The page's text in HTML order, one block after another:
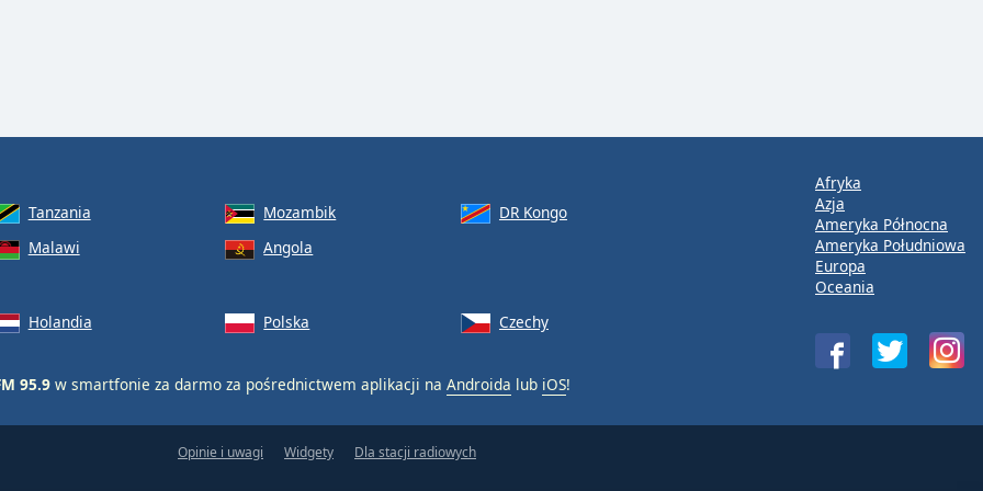
Tanzania Mozambik
DR Kongo
Malawi Angola
Holandia Polska Czechy
95.9 w smartfonie za darmo za pośrednictwem aplikacji na Androida lub iOS!
Afryka
Azja
Ameryka Północna
Ameryka Południowa
Europa
Oceania
Opinie i uwagi Widgety Dla stacji radiowych